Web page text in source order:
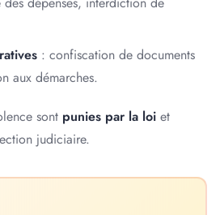
: confiscation de documents
aux démarches.
sont punies par la loi et
judiciaire.